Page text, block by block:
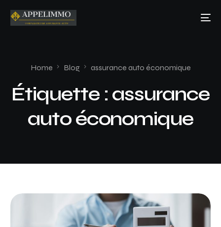
Home Blog assurance auto économique
Étiquette : assurance
auto économique